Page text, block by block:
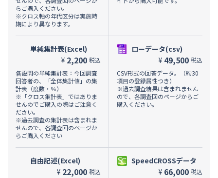
らご購入ください。
※クロス軸の年代区分は実施時
期により異なります。
単純集計表(Excel)
¥ 2,200 税込
各設問の単純集計表：今回調査
回答者の、「全体集計値」の集
計表（度数・％）
※「クロス集計表」ではありま
せんのでご購入の際はご注意く
ださい。
※過去調査の集計表は含まれま
せんので、各調査回のページか
らご購入ください
自由記述(Excel)
¥ 22,000 税込
ローデータ(csv)
¥ 49,500 税込
CSV形式の回答データ。（約30
項目の登録属性つき）
※過去調査結果は含まれません
ので、各調査回のページからご
購入ください。
SpeedCROSSデータ
¥ 66,000 税込